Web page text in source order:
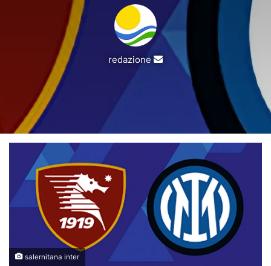
redazione
Invia
un'email
salernitana inter